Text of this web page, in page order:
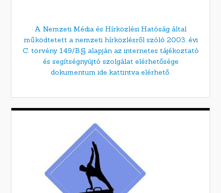
A Nemzeti Média és Hírközlési Hatóság által
működtetett a nemzeti hírközlésről szóló 2003. évi
C. törvény 149/B.§ alapján az internetes tájékoztató
és segítségnyújtó szolgálat elérhetősége
dokumentum ide kattintva elérhető.